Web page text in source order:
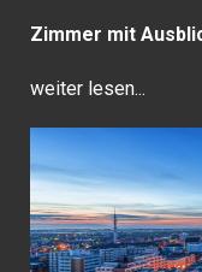
Zimmer mit
weiter lesen...